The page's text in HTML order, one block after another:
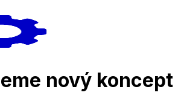
nový koncept